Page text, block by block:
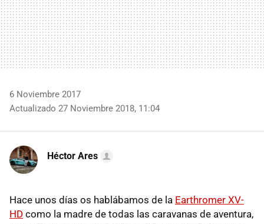
6 Noviembre 2017
Actualizado 27 Noviembre 2018, 11:04
Héctor Ares
Hace unos días os hablábamos de la Earthromer XV-
HD como la madre de todas las caravanas de aventura,